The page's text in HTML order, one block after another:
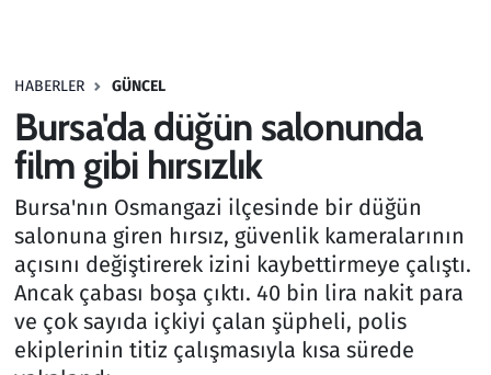
HABERLER GÜNCEL
Bursa'da düğün salonunda
film gibi hırsızlık
Bursa'nın Osmangazi ilçesinde bir düğün
salonuna giren hırsız, güvenlik kameralarının
açısını değiştirerek izini kaybettirmeye çalıştı.
Ancak çabası boşa çıktı. 40 bin lira nakit para
ve çok sayıda içkiyi çalan şüpheli, polis
ekiplerinin titiz çalışmasıyla kısa sürede
Haber
Kültür Sanat
Kurumsal Haberler
Lezzet Durağı
Memur ve Kamu